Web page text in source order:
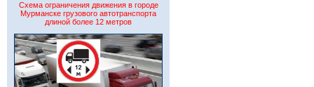
Схема ограничения движения в городе
Мурманске грузового автотранспорта
длиной более 12 метров